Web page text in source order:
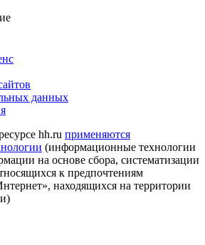
данных
hh.ru применяются
(информационные технологии
на основе сбора, систематизации
к предпочтениям
находящихся на территории